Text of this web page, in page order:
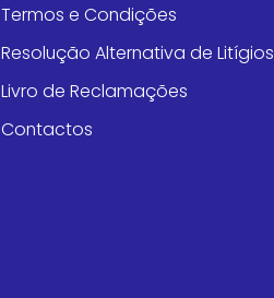
Termos e Condições
Resolução Alternativa de Litígios
Livro de Reclamações
Contactos